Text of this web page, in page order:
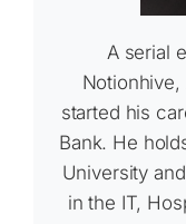
A serial
started his
Bank. He
University
in the IT,